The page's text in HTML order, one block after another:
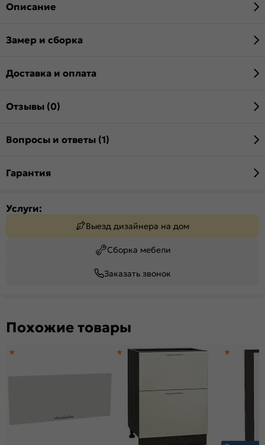
Описание
Замер и сборка
Доставка и оплата
Отзывы (0)
Вопросы и ответы (1)
Гарантия
Услуги:
Выезд дизайнера на дом
Сборка мебели
Заказать звонок
Похожие товары